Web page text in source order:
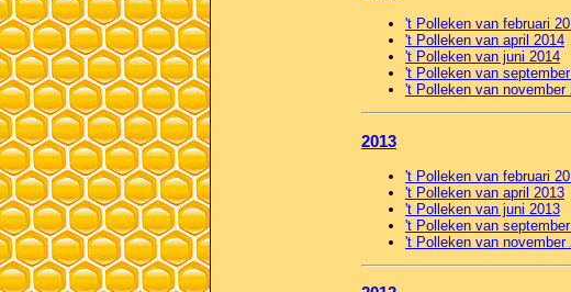
't Polleken van februari
't Polleken van april 2014
't Polleken van juni 2014
't Polleken van
't Polleken van november
2013
't Polleken van februari
't Polleken van april 2013
't Polleken van juni 2013
't Polleken van
't Polleken van november